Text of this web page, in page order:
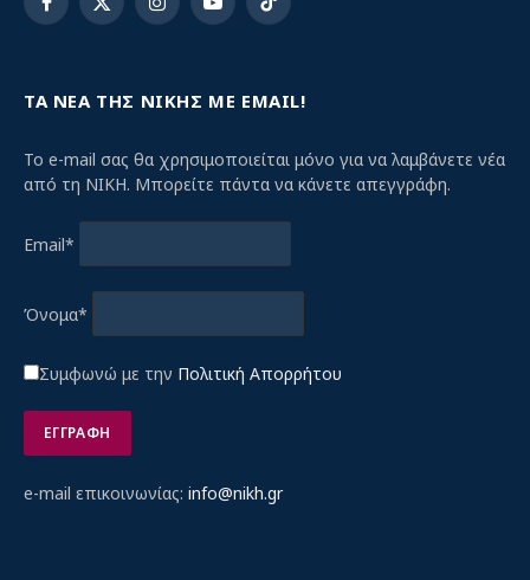
Facebook
X
InstagramYouTubeTikTok
ΤΑ ΝΕΑ ΤΗΣ ΝΙΚΗΣ ΜΕ EMAIL!
Το e-mail σας θα χρησιμοποιείται μόνο για να λαμβάνετε νέα
από τη ΝΙΚΗ. Μπορείτε πάντα να κάνετε απεγγράφη.
Email*
Όνομα*
Συμφωνώ με την Πολιτική Απορρήτου
e-mail επικοινωνίας: info@nikh.gr